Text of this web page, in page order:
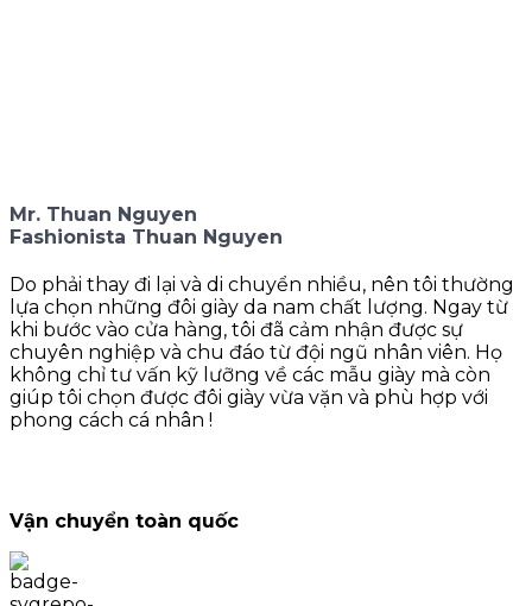
Mr. Thuan Nguyen
Fashionista Thuan Nguyen
Do phải thay đi lại và di chuyển nhiều, nên tôi thường
lựa chọn những đôi giày da nam chất lượng. Ngay từ
khi bước vào cửa hàng, tôi đã cảm nhận được sự
chuyên nghiệp và chu đáo từ đội ngũ nhân viên. Họ
không chỉ tư vấn kỹ lưỡng về các mẫu giày mà còn
giúp tôi chọn được đôi giày vừa vặn và phù hợp với
phong cách cá nhân !
Vận chuyển toàn quốc